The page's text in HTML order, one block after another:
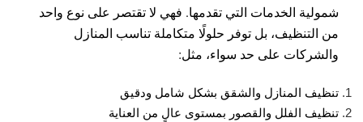
شمولية الخدمات التي تقدمها. فهي لا تقتصر على نوع واحد
من التنظيف، بل توفر حلولًا متكاملة تناسب المنازل
والشركات على حد سواء، مثل:
تنظيف المنازل والشقق بشكل شامل ودقيق
تنظيف الفلل والقصور بمستوى عالٍ من العناية